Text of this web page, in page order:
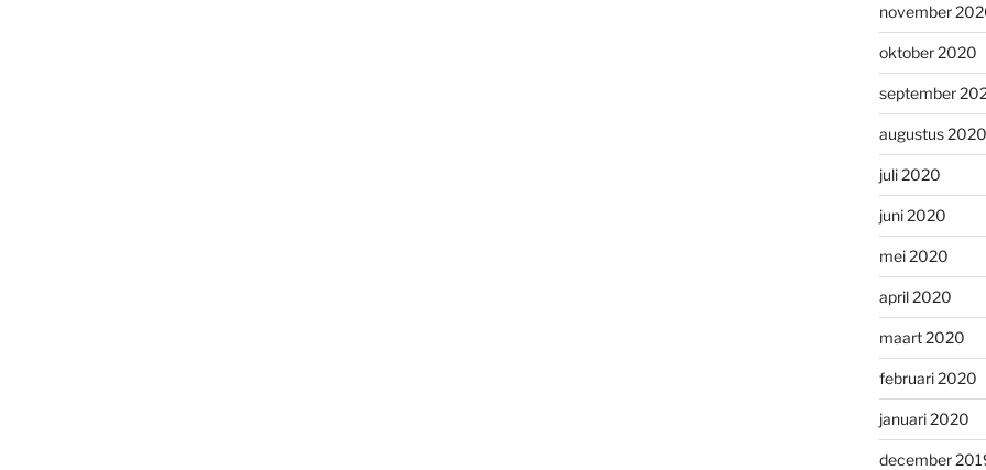
november
oktober 2020
september
augustus 2020
juli 2020
juni 2020
mei 2020
april 2020
maart 2020
februari 2020
januari 2020
december